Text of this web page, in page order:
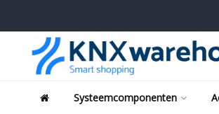
Systeemcomponenten